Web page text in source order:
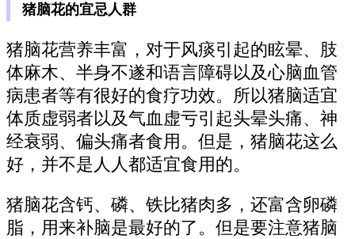
猪脑花的宜忌人群
猪脑花营养丰富，对于风痰引起的眩晕、肢
体麻木、半身不遂和语言障碍以及心脑血管
病患者等有很好的食疗功效。所以猪脑适宜
体质虚弱者以及气血虚亏引起头晕头痛、神
经衰弱、偏头痛者食用。但是，猪脑花这么
好，并不是人人都适宜食用的。
猪脑花含钙、磷、铁比猪肉多，还富含卵磷
脂，用来补脑是最好的了。但是要注意猪脑